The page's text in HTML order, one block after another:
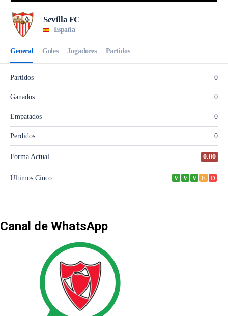
Canal de WhatsApp